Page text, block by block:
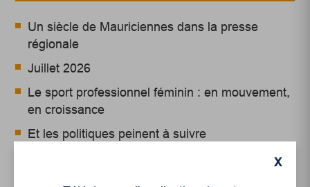
Un siècle de Mauriciennes dans la presse
régionale
Juillet 2026
Le sport professionnel féminin : en mouvement,
en croissance
Et les politiques peinent à suivre
X